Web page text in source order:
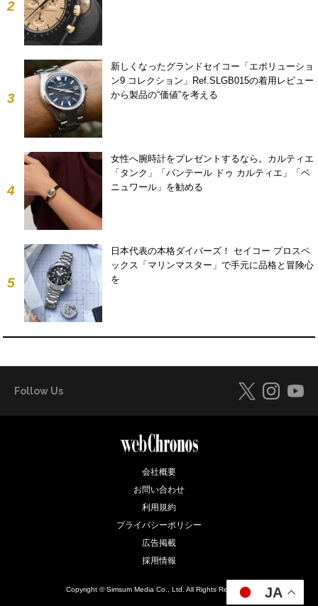
2
3
新しくなったグランドセイコー「エボリューショ
ン9 コレクション」Ref.SLGB015の着用レビュー
から製品の“価値”を考える
4
女性へ腕時計をプレゼントするなら。カルティエ
「タンク」「パンテール ドゥ カルティエ」「ベ
ニュワール」を勧める
5
日本代表の本格ダイバーズ！ セイコー プロスペ
ックス「マリンマスター」で手元に品格と冒険心
を
Follow Us
会社概要
お問い合わせ
利用規約
プライバシーポリシー
広告掲載
採用情報
Copyright © Simsum Media Co., Ltd. All Rights Reserved. JA